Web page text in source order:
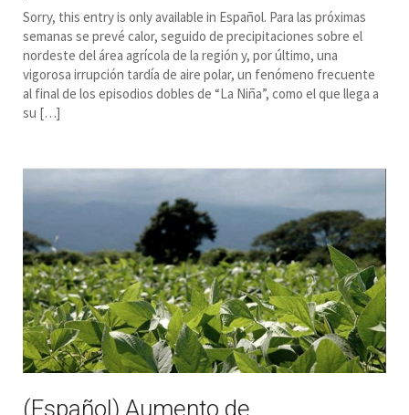
Sorry, this entry is only available in Español. Para las próximas
semanas se prevé calor, seguido de precipitaciones sobre el
nordeste del área agrícola de la región y, por último, una
vigorosa irrupción tardía de aire polar, un fenómeno frecuente
al final de los episodios dobles de “La Niña”, como el que llega a
su […]
(Español) Aumento de